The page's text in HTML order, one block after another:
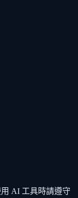
AI 工具時請遵守